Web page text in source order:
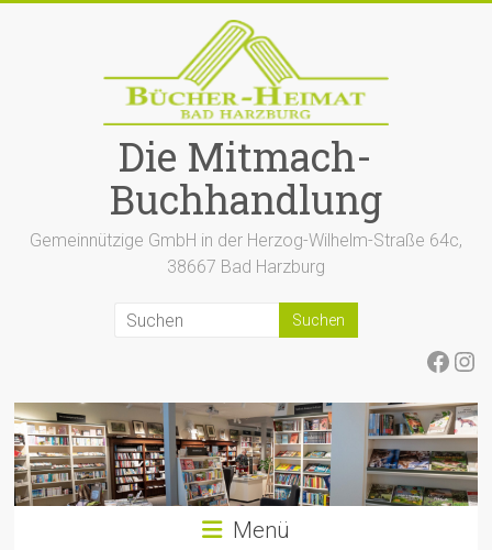
Die Mitmach-
Buchhandlung
Gemeinnützige GmbH in der Herzog-Wilhelm-Straße 64c,
38667 Bad Harzburg
Menü